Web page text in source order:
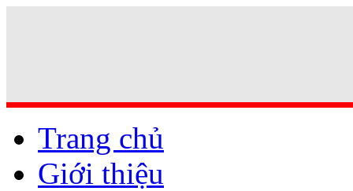
Trang chủ
Giới thiệu